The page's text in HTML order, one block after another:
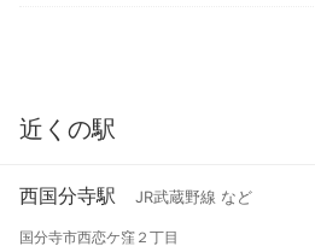
近くの駅
西国分寺駅 JR武蔵野線 など
国分寺市西恋ケ窪２丁目